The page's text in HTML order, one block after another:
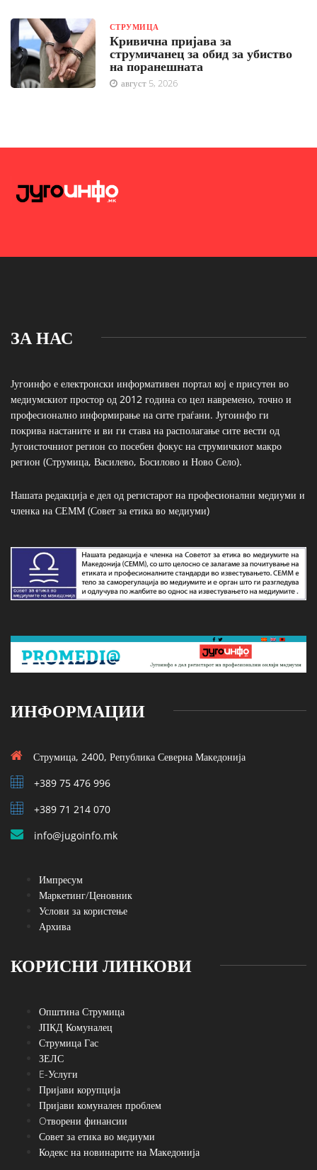
СТРУМИЦА
Кривична пријава за
струмичанец за обид за убиство
на поранешната
август 5, 2026
ЗА НАС
Југоинфо е електронски информативен портал кој е присутен во
медиумскиот простор од 2012 година со цел навремено, точно и
професионално информирање на сите граѓани. Југоинфо ги
покрива настаните и ви ги става на располагање сите вести од
Југоисточниот регион со посебен фокус на струмичкиот макро
регион (Струмица, Василево, Босилово и Ново Село).
Нашата редакција е дел од регистарот на професионални медиуми и
членка на СЕММ (Совет за етика во медиуми)
ИНФОРМАЦИИ
Струмица, 2400, Република Северна Македонија
+389 75 476 996
+389 71 214 070
info@jugoinfo.mk
Импресум
Маркетинг/Ценовник
Услови за користење
Архива
КОРИСНИ ЛИНКОВИ
Општина Струмица
ЈПКД Комуналец
Струмица Гас
ЗЕЛС
E-Услуги
Пријави корупција
Пријави комунален проблем
Oтворени финансии
Совет за етика во медиуми
Кодекс на новинарите на Македонија